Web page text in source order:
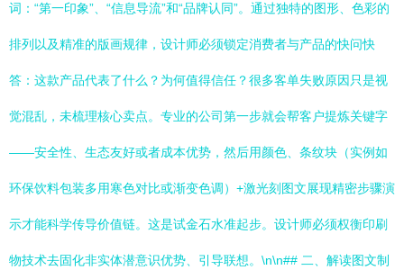
词：“第一印象”、“信息导流”和“品牌认同”。通过独特的图形、色彩的
排列以及精准的版画规律，设计师必须锁定消费者与产品的快问快
答：这款产品代表了什么？为何值得信任？很多客单失败原因只是视
觉混乱，未梳理核心卖点。专业的公司第一步就会帮客户提炼关键字
——安全性、生态友好或者成本优势，然后用颜色、条纹块（实例如
环保饮料包装多用寒色对比或渐变色调）+激光刻图文展现精密步骤演
示才能科学传导价值链。这是试金石水准起步。设计师必须权衡印刷
物技术去固化非实体潜意识优势、引导联想。\n\n## 二、解读图文制